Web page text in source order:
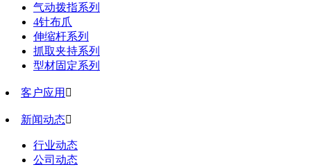
气动拨指系列
4针布爪
伸缩杆系列
抓取夹持系列
型材固定系列
客户应用 
新闻动态
行业动态
公司动态